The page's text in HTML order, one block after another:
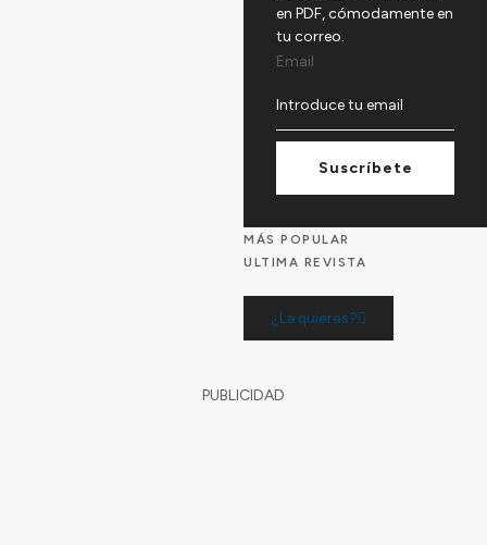
en PDF, cómodamente en
tu correo.
Email
Suscríbete
MÁS POPULAR
ULTIMA REVISTA
¿La quieres?
PUBLICIDAD